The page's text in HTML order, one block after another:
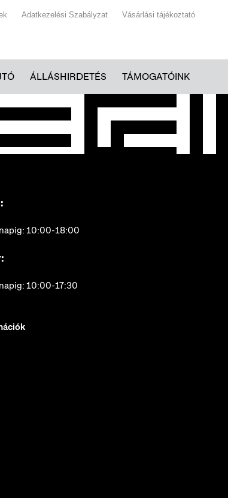
Adatkezelési Szabályzat Vásárlási tájékoztató
ÁLLÁSHIRDETÉS TÁMOGATÓINK
10:00-18:00
10:00-17:30